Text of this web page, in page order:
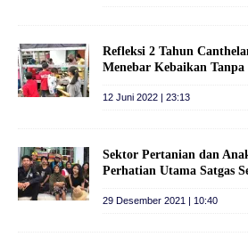
Refleksi 2 Tahun
Menebar Kebaikan Tanpa
12 Juni 2022 | 23:13
Sektor Pertanian dan
Perhatian Utama Satgas
29 Desember 2021 | 10:40